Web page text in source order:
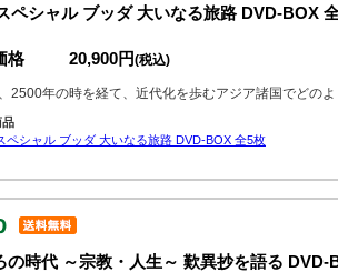
ペシャル ブッダ 大いなる旅路 DVD-BOX
格 20,900円(税込)
2500年の時を経て、近代化を歩むアジア諸国でどの
品
ペシャル ブッダ 大いなる旅路 DVD-BOX 全5枚
の時代 ～宗教・人生～ 歎異抄を語る DVD-